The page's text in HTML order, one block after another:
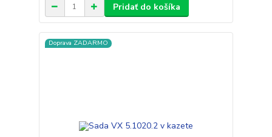
Pridať do košíka
Doprava ZADARMO